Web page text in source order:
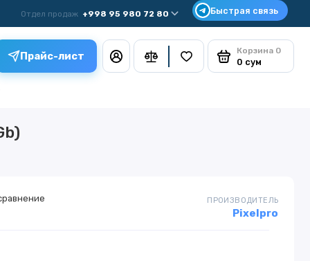
Отдел продаж +998 95 980 72 80
Прайс-лист Корзина 0
0 сум
Pixelpro
ПРОИЗВОДИТЕЛЬ